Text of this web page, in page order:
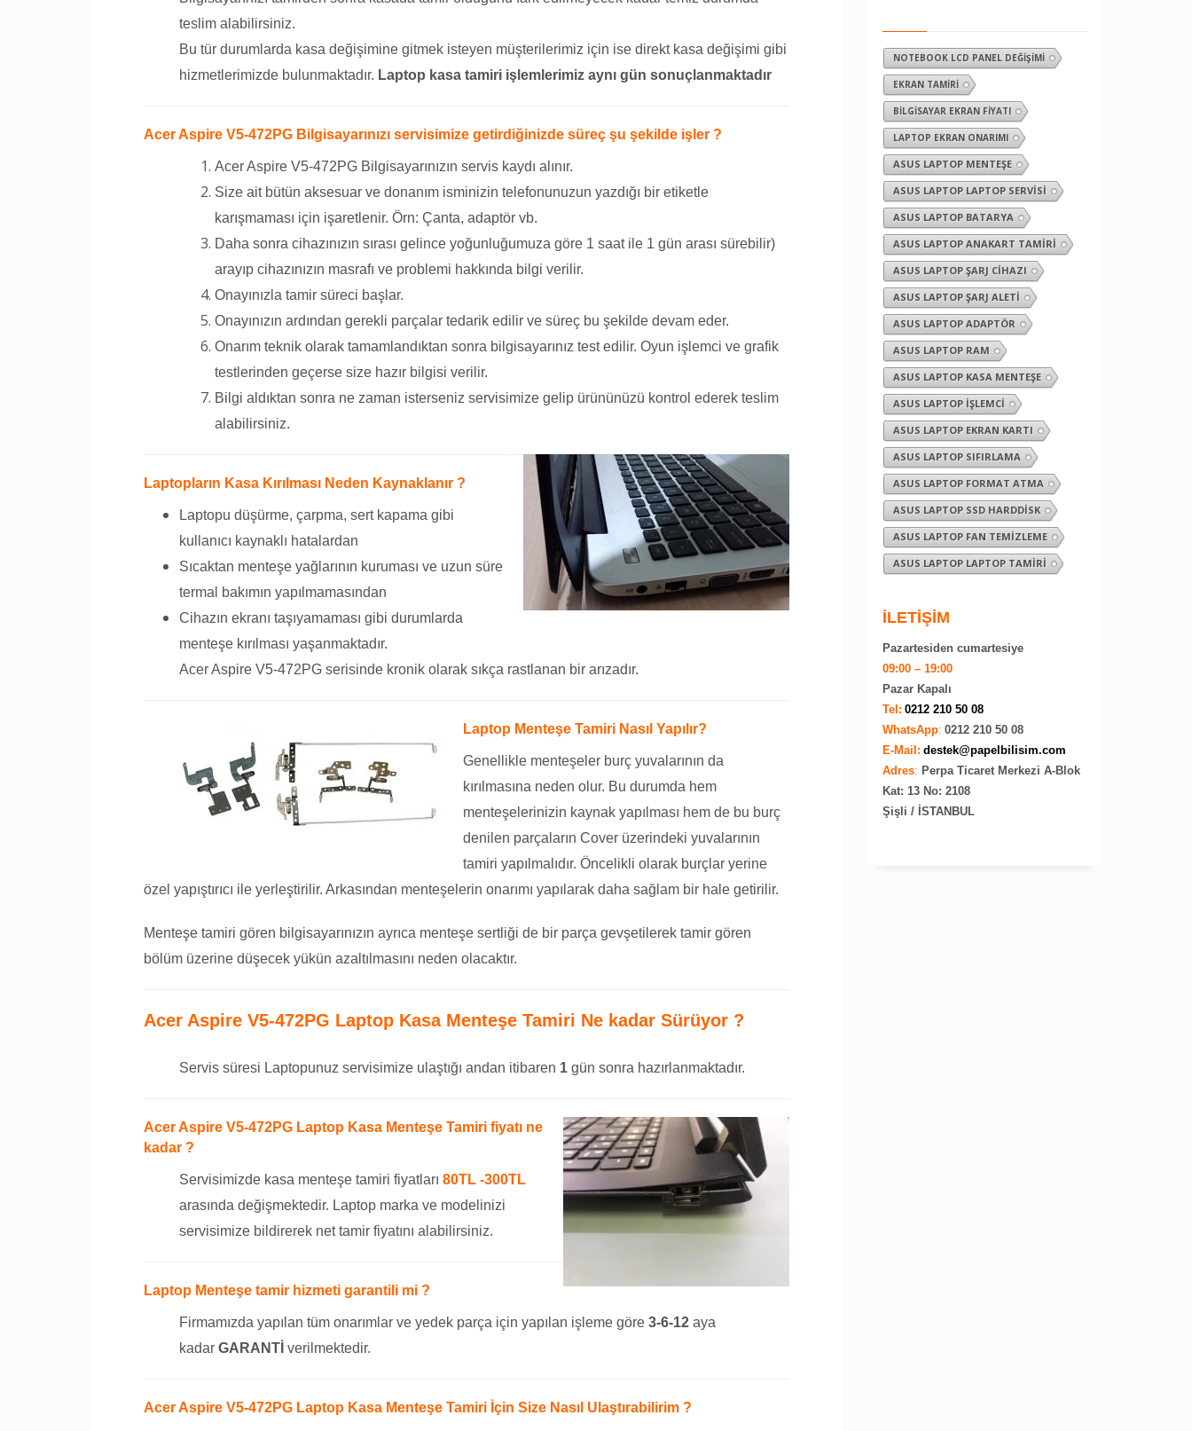
teslim alabilirsiniz.
Bu tür durumlarda kasa değişimine gitmek isteyen müşterilerimiz için ise direkt kasa değişimi gibi
hizmetlerimizde bulunmaktadır. Laptop kasa tamiri işlemlerimiz aynı gün sonuçlanmaktadır
Acer Aspire V5-472PG Bilgisayarınızı servisimize getirdiğinizde süreç şu şekilde işler ?
Acer Aspire V5-472PG Bilgisayarınızın servis kaydı alınır.
Size ait bütün aksesuar ve donanım isminizin telefonunuzun yazdığı bir etiketle
karışmaması için işaretlenir. Örn: Çanta, adaptör vb.
Daha sonra cihazınızın sırası gelince yoğunluğumuza göre 1 saat ile 1 gün arası sürebilir)
arayıp cihazınızın masrafı ve problemi hakkında bilgi verilir.
Onayınızla tamir süreci başlar.
Onayınızın ardından gerekli parçalar tedarik edilir ve süreç bu şekilde devam eder.
Onarım teknik olarak tamamlandıktan sonra bilgisayarınız test edilir. Oyun işlemci ve grafik
testlerinden geçerse size hazır bilgisi verilir.
Bilgi aldıktan sonra ne zaman isterseniz servisimize gelip ürününüzü kontrol ederek teslim
alabilirsiniz.
Laptopların Kasa Kırılması Neden Kaynaklanır ?
Laptopu düşürme, çarpma, sert kapama gibi
kullanıcı kaynaklı hatalardan
Sıcaktan menteşe yağlarının kuruması ve uzun süre
termal bakımın yapılmamasından
Cihazın ekranı taşıyamaması gibi durumlarda
menteşe kırılması yaşanmaktadır.
Acer Aspire V5-472PG serisinde kronik olarak sıkça rastlanan bir arızadır.
Laptop Menteşe Tamiri Nasıl Yapılır?
Genellikle menteşeler burç yuvalarının da
kırılmasına neden olur. Bu durumda hem
menteşelerinizin kaynak yapılması hem de bu burç
denilen parçaların Cover üzerindeki yuvalarının
tamiri yapılmalıdır. Öncelikli olarak burçlar yerine
özel yapıştırıcı ile yerleştirilir. Arkasından menteşelerin onarımı yapılarak daha sağlam bir hale getirilir.
Menteşe tamiri gören bilgisayarınızın ayrıca menteşe sertliği de bir parça gevşetilerek tamir gören
bölüm üzerine düşecek yükün azaltılmasını neden olacaktır.
Acer Aspire V5-472PG Laptop Kasa Menteşe Tamiri Ne kadar Sürüyor ?
Servis süresi Laptopunuz servisimize ulaştığı andan itibaren 1 gün sonra hazırlanmaktadır.
Acer Aspire V5-472PG Laptop Kasa Menteşe Tamiri fiyatı ne
kadar ?
Servisimizde kasa menteşe tamiri fiyatları 80TL -300TL
arasında değişmektedir. Laptop marka ve modelinizi
servisimize bildirerek net tamir fiyatını alabilirsiniz.
Laptop Menteşe tamir hizmeti garantili mi ?
Firmamızda yapılan tüm onarımlar ve yedek parça için yapılan işleme göre 3-6-12 aya
kadar GARANTİ verilmektedir.
Acer Aspire V5-472PG Laptop Kasa Menteşe Tamiri İçin Size Nasıl Ulaştırabilirim ?
NOTEBOOK LCD PANEL DEĞIŞIMI
EKRAN TAMIRI
BILGISAYAR EKRAN FIYATI
LAPTOP EKRAN ONARIMI
ASUS LAPTOP MENTEŞE
ASUS LAPTOP LAPTOP SERVISI
ASUS LAPTOP BATARYA
ASUS LAPTOP ANAKART TAMIRI
ASUS LAPTOP ŞARJ CIHAZI
ASUS LAPTOP ŞARJ ALETI
ASUS LAPTOP ADAPTÖR
ASUS LAPTOP RAM
ASUS LAPTOP KASA MENTEŞE
ASUS LAPTOP İŞLEMCI
ASUS LAPTOP EKRAN KARTI
ASUS LAPTOP SIFIRLAMA
ASUS LAPTOP FORMAT ATMA
ASUS LAPTOP SSD HARDDISK
ASUS LAPTOP FAN TEMIZLEME
ASUS LAPTOP LAPTOP TAMIRI
İLETİŞİM
Pazartesiden cumartesiye
09:00 – 19:00
Pazar Kapalı
Tel: 0212 210 50 08
WhatsApp: 0212 210 50 08
E-Mail: destek@papelbilisim.com
Adres: Perpa Ticaret Merkezi A-Blok
Kat: 13 No: 2108
Şişli / İSTANBUL